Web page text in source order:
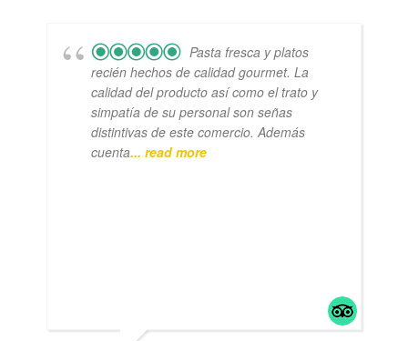
Pasta fresca y platos
recién hechos de calidad gourmet. La
calidad del producto así como el trato y
simpatía de su personal son señas
distintivas de este comercio. Además
cuenta... read more